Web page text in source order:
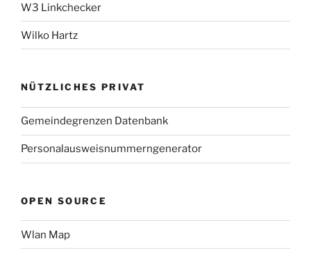
W3 Linkchecker
Wilko Hartz
NÜTZLICHES PRIVAT
Gemeindegrenzen Datenbank
Personalausweisnummerngenerator
OPEN SOURCE
Wlan Map